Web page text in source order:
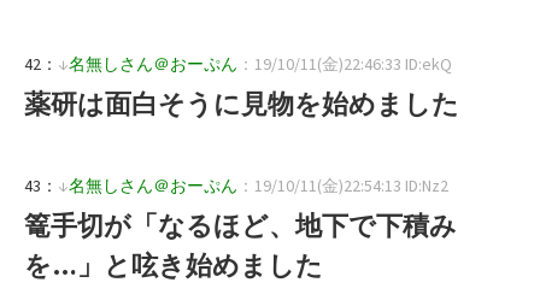
42： ↓名無しさん＠おーぷん ：19/10/11(金)22:46:33 ID:ekQ
薬研は面白そうに見物を始めました
43： ↓名無しさん＠おーぷん ：19/10/11(金)22:54:13 ID:Nz2
篭手切が「なるほど、地下で下積み
を…」と呟き始めました